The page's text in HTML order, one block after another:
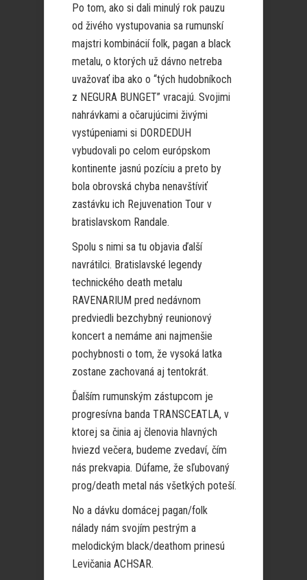
Po tom, ako si dali minulý rok pauzu
od živého vystupovania sa rumunskí
majstri kombinácií folk, pagan a black
metalu, o ktorých už dávno netreba
uvažovať iba ako o “tých hudobníkoch
z NEGURA BUNGET” vracajú. Svojimi
nahrávkami a očarujúcimi živými
vystúpeniami si DORDEDUH
vybudovali po celom európskom
kontinente jasnú pozíciu a preto by
bola obrovská chyba nenavštíviť
zastávku ich Rejuvenation Tour v
bratislavskom Randale.
Spolu s nimi sa tu objavia ďalší
navrátilci. Bratislavské legendy
technického death metalu
RAVENARIUM pred nedávnom
predviedli bezchybný reunionový
koncert a nemáme ani najmenšie
pochybnosti o tom, že vysoká latka
zostane zachovaná aj tentokrát.
Ďalším rumunským zástupcom je
progresívna banda TRANSCEATLA, v
ktorej sa činia aj členovia hlavných
hviezd večera, budeme zvedaví, čím
nás prekvapia. Dúfame, že sľubovaný
prog/death metal nás všetkých poteší.
No a dávku domácej pagan/folk
nálady nám svojím pestrým a
melodickým black/deathom prinesú
Levičania ACHSAR.